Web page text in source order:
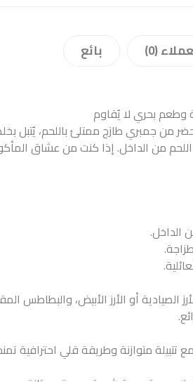
(0) بائع
بحري لا يُقاوم
من جمبري طازج ممتلئ باللحم، يُتبل
من الداخل. إذا كنت من عشاق
الصيادية أو الأرز الأبيض، والبطاطس
تتبيلة متوازنة وطريقة قلي